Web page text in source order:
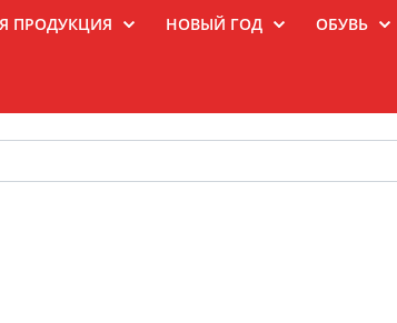
ПРОДУКЦИЯ НОВЫЙ ГОД ОБУВЬ